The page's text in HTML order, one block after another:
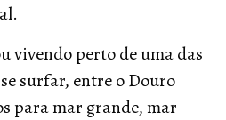
vivendo perto de uma das
surfar, entre o Douro
para mar grande, mar